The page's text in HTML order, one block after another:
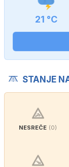
21 °C
STANJE
NESREČE (0)